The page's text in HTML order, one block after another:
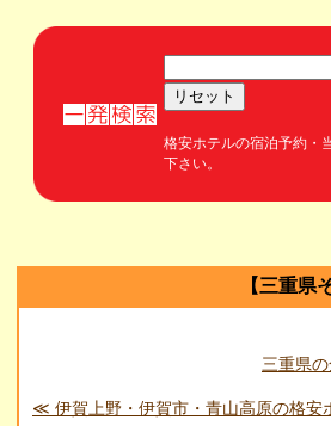
格安ホテルの宿泊予約・
下さい。
【三重県
三重県
≪ 伊賀上野・伊賀市・青山高原の格安